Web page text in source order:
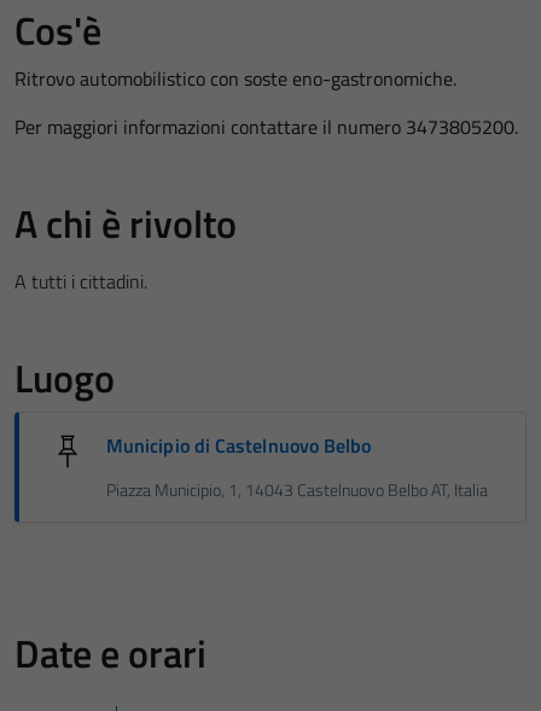
Cos'è
Ritrovo automobilistico con soste eno-gastronomiche.
Per maggiori informazioni contattare il numero 3473805200.
A chi è rivolto
A tutti i cittadini.
Luogo
Municipio di Castelnuovo Belbo
Piazza Municipio, 1, 14043 Castelnuovo Belbo AT, Italia
Date e orari